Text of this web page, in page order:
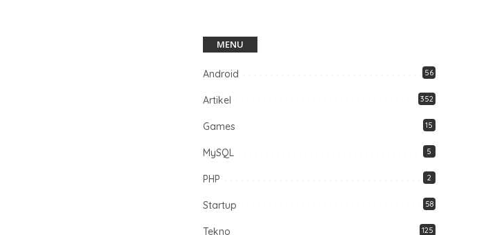
MENU
Android 56
Artikel 352
Games 15
MySQL 5
PHP 2
Startup 58
Tekno 125